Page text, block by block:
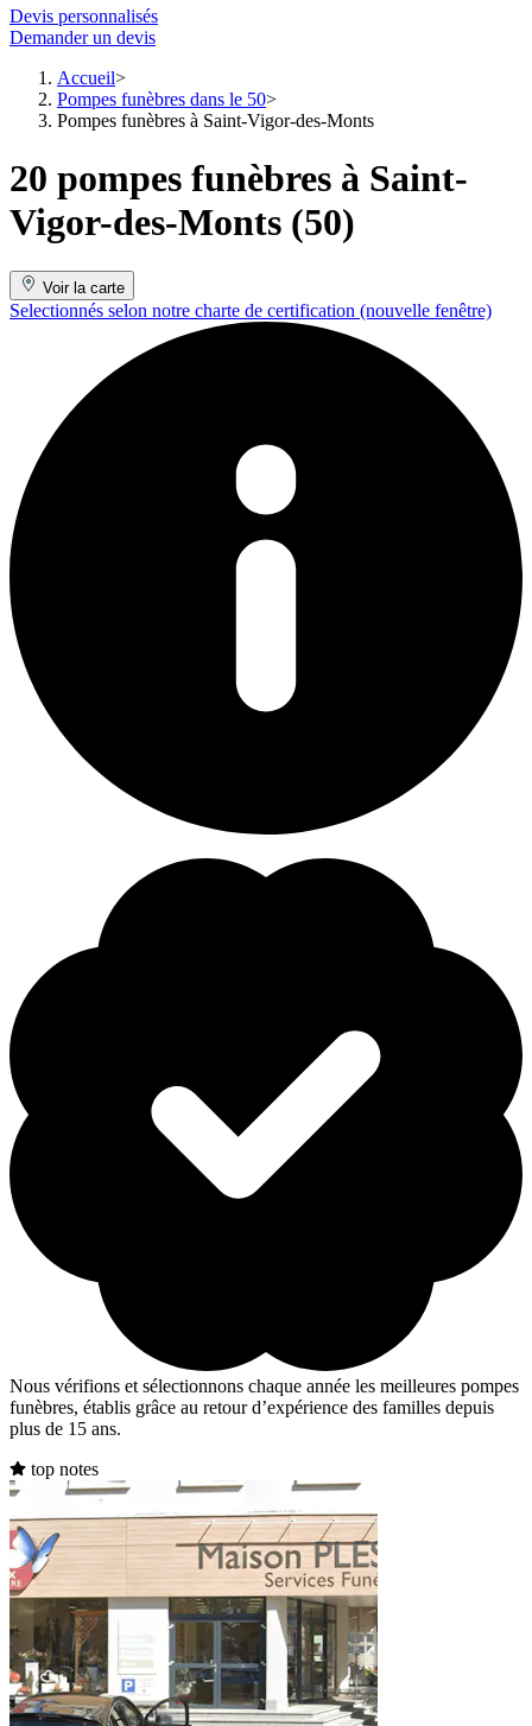
Devis personnalisés
Demander un devis
Accueil
Pompes funèbres dans le 50
Pompes funèbres à Saint-Vigor-des-Monts
20 pompes funèbres à Saint-
Vigor-des-Monts (50)
Voir la carte
Selectionnés selon notre charte de certification (nouvelle fenêtre)
Nous vérifions et sélectionnons chaque année les meilleures pompes
funèbres, établis grâce au retour d’expérience des familles depuis
plus de 15 ans.
top notes